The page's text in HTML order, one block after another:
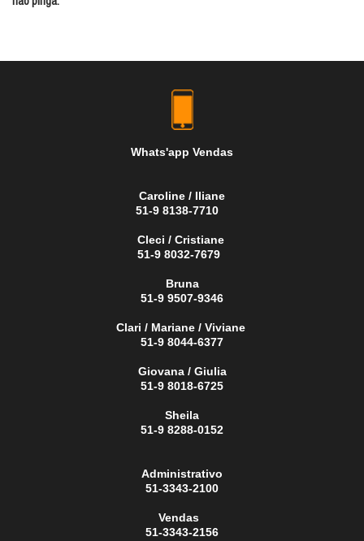
não pinga.
Whats'app Vendas
Caroline / Iliane
51-9 8138-7710
Cleci / Cristiane
51-9 8032-7679
Bruna
51-9 9507-9346
Clari / Mariane / Viviane
51-9 8044-6377
Giovana / Giulia
51-9 8018-6725
Sheila
51-9 8288-0152
Administrativo
51-3343-2100
Vendas
51-3343-2156